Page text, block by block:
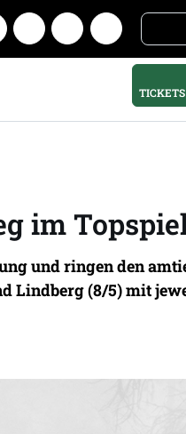
TICKETS
im
und ringen den
Lindberg (8/5) mit